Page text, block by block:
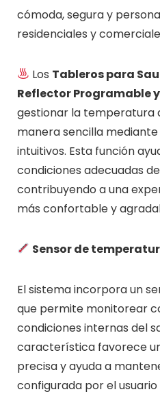
cómoda, segura y
residenciales y
Los Tableros para
Reflector Programable
gestionar la temperatura
manera sencilla
intuitivos. Esta función
condiciones adecuadas
contribuyendo a una
más confortable y
Sensor de
El sistema incorpora un
que permite monitorear
condiciones internas del
característica favorece
precisa y ayuda a
configurada por el